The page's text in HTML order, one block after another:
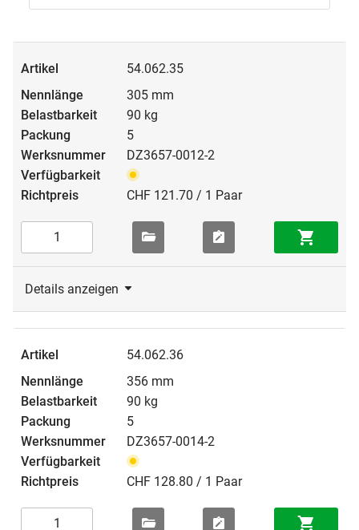
54.062.35
305 mm
90 kg
5
DZ3657-0012-2
CHF 121.70 / 1 Paar
Details anzeigen
54.062.36
356 mm
90 kg
5
DZ3657-0014-2
CHF 128.80 / 1 Paar